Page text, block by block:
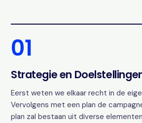
01
Strategie en
Eerst weten we elkaar recht in de
Vervolgens met een plan de
plan zal bestaan uit diverse